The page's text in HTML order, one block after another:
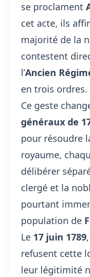
se proclament
cet acte, ils
majorité de la
contestent
l’Ancien
en trois ordres.
Ce geste
généraux de
pour résoudre
royaume,
délibérer
clergé et la
pourtant
population de
Le 17 juin 1789
refusent cette
leur légitimité